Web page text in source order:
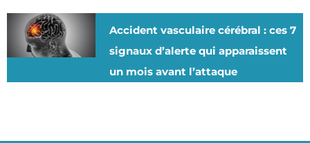
Accident vasculaire cérébral : ces 7
signaux d’alerte qui apparaissent
un mois avant l’attaque